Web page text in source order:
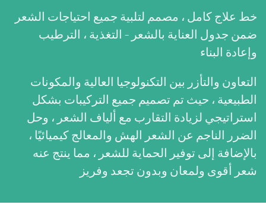
خط علاج كامل ، مصمم لتلبية جميع احتياجات الشعر
ضمن جدول العناية بالشعر – التغذية ، الترطيب
وإعادة البناء
التعاون والتأزر بين التكنولوجيا العالية والمكونات
الطبيعية ، حيث تم تصميم جميع التركيبات بشكل
استراتيجي لزيادة التقارب مع ألياف الشعر ، وحل
الضرر الناجم عن الشعر الهش والمعالج كيميائيًا ،
بالإضافة إلى توفير الحماية للشعر ، مما ينتج عنه
شعر أقوى ولمعان وبدون تجعد وفريز